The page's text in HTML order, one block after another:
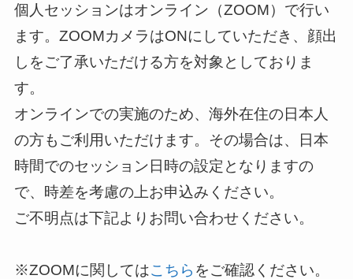
個人セッションはオンライン（ZOOM）で行い
ます。ZOOMカメラはONにしていただき、顔出
しをご了承いただける方を対象としておりま
す。
オンラインでの実施のため、海外在住の日本人
の方もご利用いただけます。その場合は、日本
時間でのセッション日時の設定となりますの
で、時差を考慮の上お申込みください。
ご不明点は下記よりお問い合わせください。
※ZOOMに関してはこちら をご確認ください。